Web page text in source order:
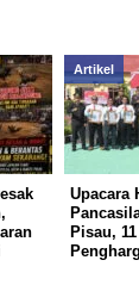
Artikel
Upacara
Pisau,